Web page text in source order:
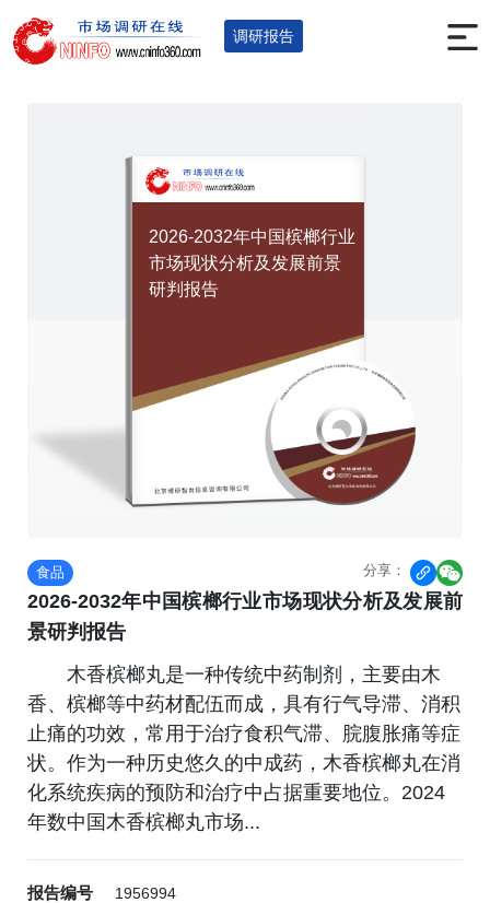
调研报告
您的位置：首页>调研报告 >食品烟酒
2026-2032年中国槟榔行业
市场现状分析及发展前景
研判报告
食品 分享：  
2026-2032年中国槟榔行业市场现状分析及发展前
景研判报告
木香槟榔丸是一种传统中药制剂，主要由木
香、槟榔等中药材配伍而成，具有行气导滞、消积
止痛的功效，常用于治疗食积气滞、脘腹胀痛等症
状。作为一种历史悠久的中成药，木香槟榔丸在消
化系统疾病的预防和治疗中占据重要地位。2024
年数中国木香槟榔丸市场...
报告编号 1956994